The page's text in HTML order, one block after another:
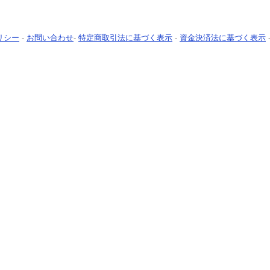
シー - お問い合わせ- 特定商取引法に基づく表示 - 資金決済法に基づく表示 -